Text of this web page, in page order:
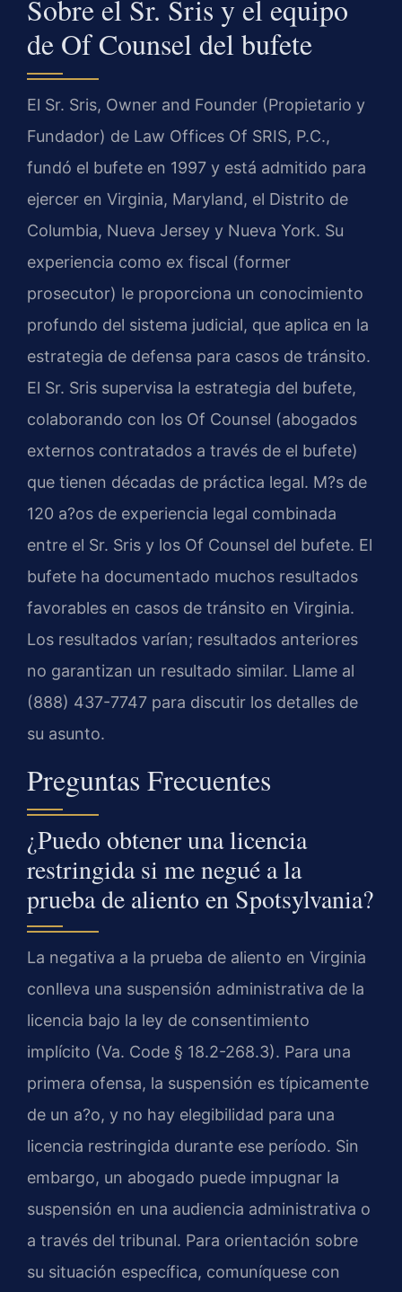
Sobre el Sr. Sris y el equipo
de Of Counsel del bufete
El Sr. Sris, Owner and Founder (Propietario y
Fundador) de Law Offices Of SRIS, P.C.,
fundó el bufete en 1997 y está admitido para
ejercer en Virginia, Maryland, el Distrito de
Columbia, Nueva Jersey y Nueva York. Su
experiencia como ex fiscal (former
prosecutor) le proporciona un conocimiento
profundo del sistema judicial, que aplica en la
estrategia de defensa para casos de tránsito.
El Sr. Sris supervisa la estrategia del bufete,
colaborando con los Of Counsel (abogados
externos contratados a través de el bufete)
que tienen décadas de práctica legal. M?s de
120 a?os de experiencia legal combinada
entre el Sr. Sris y los Of Counsel del bufete. El
bufete ha documentado muchos resultados
favorables en casos de tránsito en Virginia.
Los resultados varían; resultados anteriores
no garantizan un resultado similar. Llame al
(888) 437-7747 para discutir los detalles de
su asunto.
Preguntas Frecuentes
¿Puedo obtener una licencia
restringida si me negué a la
prueba de aliento en Spotsylvania?
La negativa a la prueba de aliento en Virginia
conlleva una suspensión administrativa de la
licencia bajo la ley de consentimiento
implícito (Va. Code § 18.2-268.3). Para una
primera ofensa, la suspensión es típicamente
de un a?o, y no hay elegibilidad para una
licencia restringida durante ese período. Sin
embargo, un abogado puede impugnar la
suspensión en una audiencia administrativa o
a través del tribunal. Para orientación sobre
su situación específica, comuníquese con